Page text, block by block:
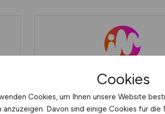
INFOMOTION GmbH
Cookies
Cookies, um Ihnen unsere Website
anzuzeigen. Davon sind einige Cookies für